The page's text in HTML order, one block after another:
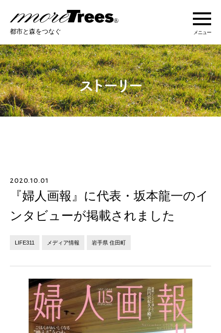
more trees
都市と森をつなぐ メニュー
more treesについて
活動紹介
あなたにできること
お問い合わせ
JP EN
2020.10.01
『婦人画報』に代表・坂本龍一のイ
ンタビューが掲載されました
LIFE311 メディア情報 岩手県 住田町